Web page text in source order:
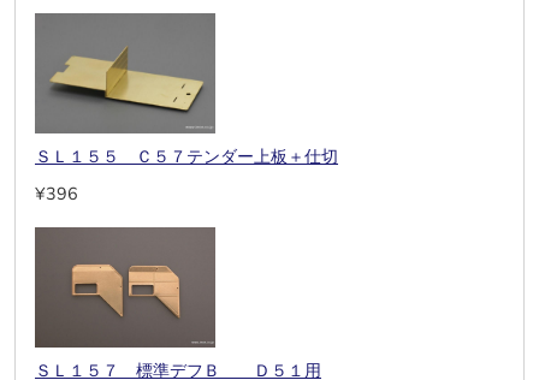
ＳＬ１５５ Ｃ５７テンダー上板＋仕切
¥396
ＳＬ１５７ 標準デフＢ Ｄ５１用